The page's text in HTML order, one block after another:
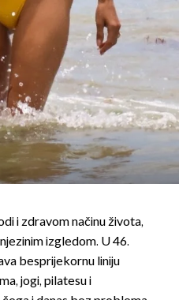
i zdravom načinu života,
izgledom. U 46.
besprijekornu liniju
jogi, pilatesu i